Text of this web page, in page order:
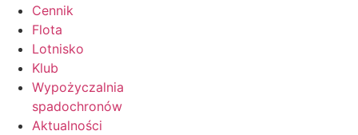
Cennik
Flota
Lotnisko
Klub
Wypożyczalnia
spadochronów
Aktualności